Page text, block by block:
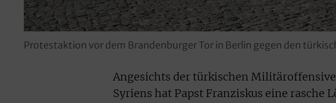
Protestaktion vor dem Brandenburger Tor in Berlin gegen den
Angesichts der türkischen
Syriens hat Papst Franziskus eine rasche